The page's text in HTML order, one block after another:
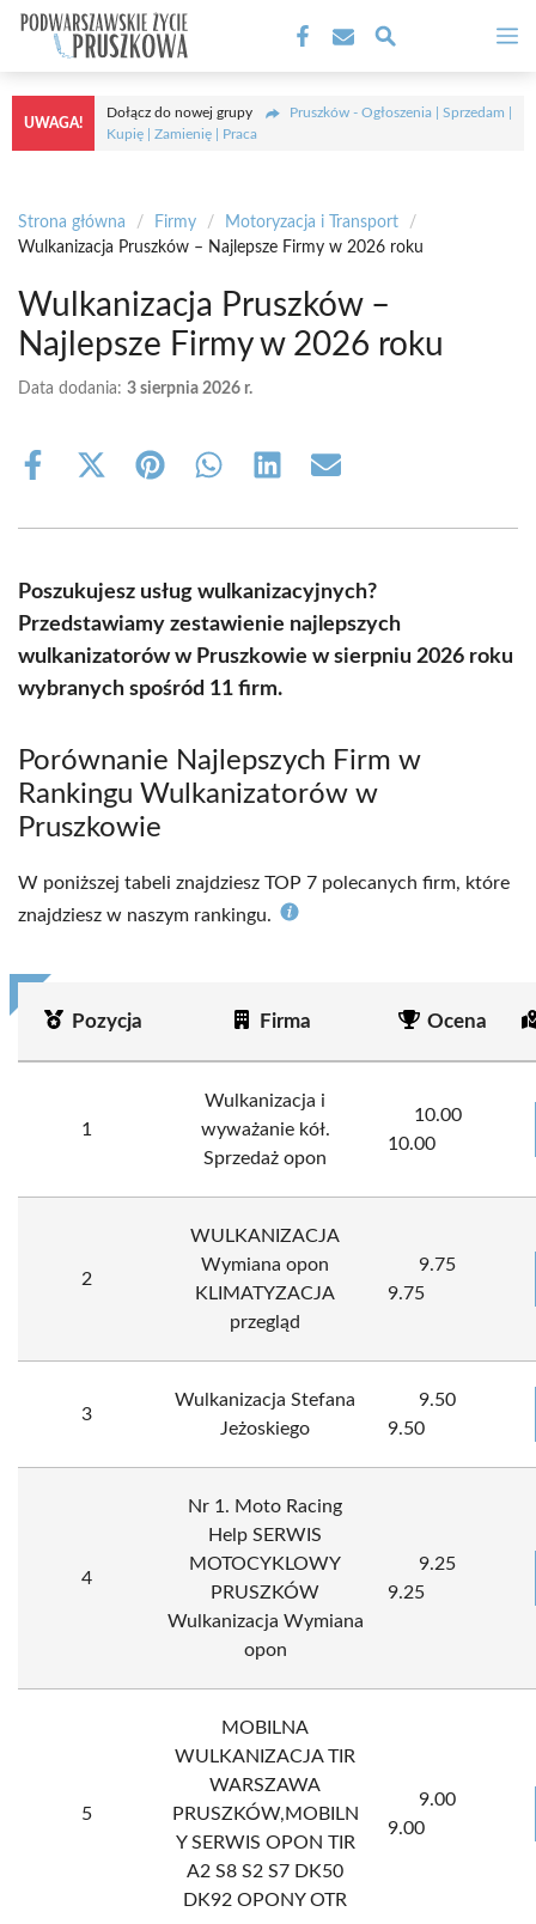
Przejdź
treści
UWAGA!
Dołącz do nowej grupy
Pruszków - Ogłoszenia | Sprzedam |
Kupię | Zamienię | Praca
Strona główna / Firmy / Motoryzacja i Transport
/
Wulkanizacja Pruszków – Najlepsze Firmy w 2026 roku
Wulkanizacja Pruszków –
Najlepsze Firmy w 2026 roku
Data dodania: 3 sierpnia 2026 r.
Share
Share
(Twitter)
Share Share Share Share
Poszukujesz usług wulkanizacyjnych?
Przedstawiamy zestawienie najlepszych
wulkanizatorów w Pruszkowie w sierpniu 2026 roku
wybranych spośród 11 firm.
Porównanie Najlepszych Firm w
Rankingu Wulkanizatorów w
Pruszkowie
W poniższej tabeli znajdziesz TOP 7 polecanych firm, które
znajdziesz w naszym rankingu.
Pozycja Firma Ocena
1
Wulkanizacja i
wyważanie kół.
Sprzedaż opon
10.00
10.00
2
WULKANIZACJA
Wymiana opon
KLIMATYZACJA
przegląd
9.75
9.75
3
Wulkanizacja Stefana
Jeżoskiego
9.50
9.50
4
Nr 1. Moto Racing
Help SERWIS
MOTOCYKLOWY
PRUSZKÓW
Wulkanizacja Wymiana
opon
9.25
9.25
5
MOBILNA
WULKANIZACJA TIR
WARSZAWA
PRUSZKÓW,MOBILN
Y SERWIS OPON TIR
A2 S8 S2 S7 DK50
DK92 OPONY OTR
9.00
9.00